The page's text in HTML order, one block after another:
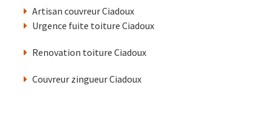
Artisan couvreur Ciadoux
Urgence fuite toiture Ciadoux
Renovation toiture Ciadoux
Couvreur zingueur Ciadoux